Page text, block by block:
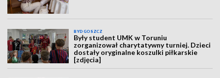
BYDGOSZCZ
Były student UMK w Toruniu
zorganizował charytatywny turniej. Dzieci
dostały oryginalne koszulki piłkarskie
[zdjęcia]